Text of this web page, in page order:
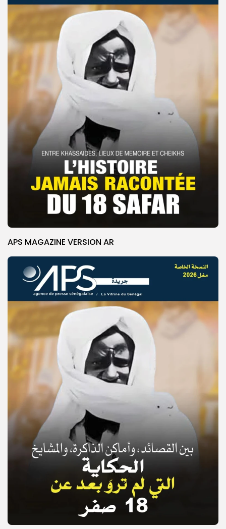
© Copyright 2025, APS
APS MAGAZINE VERSION AR